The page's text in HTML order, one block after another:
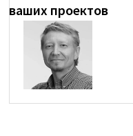
ваших проектов